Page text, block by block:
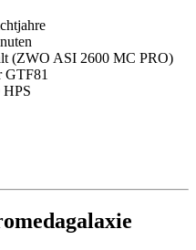
(ZWO ASI 2600 MC PRO)
GTF81